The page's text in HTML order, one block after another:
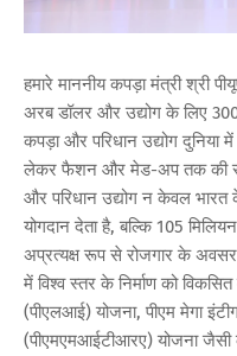
हमारे माननीय कपड़ा मंत्री श्री
अरब डॉलर और उद्योग के लिए
कपड़ा और परिधान उद्योग
लेकर फैशन और मेड-अप तक की
और परिधान उद्योग न केवल भारत
योगदान देता है, बल्कि 105
अप्रत्यक्ष रूप से रोजगार के
में विश्व स्तर के निर्माण को
(पीएलआई) योजना, पीएम मेगा
(पीएमएमआईटीआरए) योजना जैसी